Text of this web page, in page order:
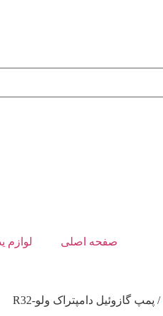
صفحه اصلی لوازم
/ پمپ گازوئیل دامپتراک ولو-R32